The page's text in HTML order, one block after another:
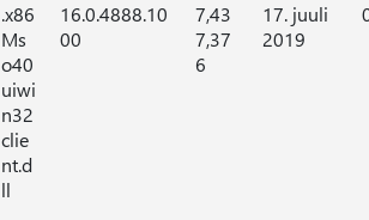
.x86
Ms
o40
uiwi
n32
clie
nt.d
ll
16.0.4888.10
00
7,43
7,37
6
17. juuli
2019